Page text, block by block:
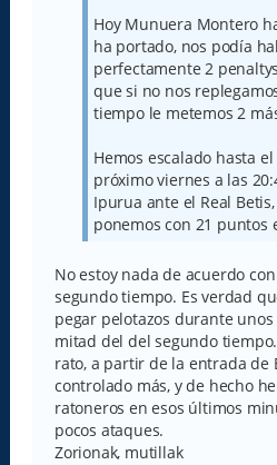
Hoy Munuera Montero
ha portado, nos podía
perfectamente 2
que si no nos
tiempo le metemos 2
Hemos escalado hasta
próximo viernes a las
Ipurua ante el Real
ponemos con 21 puntos
No estoy nada de acuerdo
segundo tiempo. Es verdad
pegar pelotazos durante
mitad del del segundo
rato, a partir de la entrada de
controlado más, y de hecho
ratoneros en esos últimos
pocos ataques.
Zorionak, mutillak